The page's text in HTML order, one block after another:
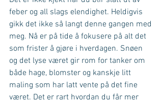
feber og all slags elendighet. Heldigvis
gikk det ikke så langt denne gangen med
meg. Nå er på tide å fokusere på alt det
som frister å gjøre i hverdagen. Snøen
og det lyse været gir rom for tanker om
både hage, blomster og kanskje litt
maling som har latt vente på det fine
været. Det er rart hvordan du får mer